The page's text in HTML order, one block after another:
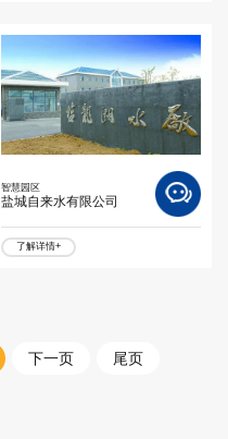
智慧园区
盐城自来水有限公司
了解详情+
下一页 尾页